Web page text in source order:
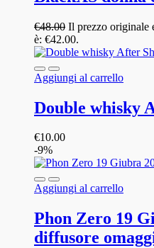
€48.00 Il prezzo originale
è: €42.00.
Aggiungi al carrello
Double whisky
€10.00
-9%
Aggiungi al carrello
Phon Zero 19
diffusore